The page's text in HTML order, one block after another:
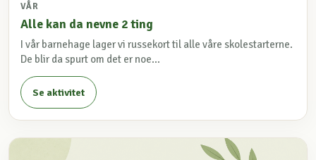
VÅR
Alle kan da nevne 2 ting
I vår barnehage lager vi russekort til alle våre skolestarterne.
De blir da spurt om det er noe...
Se aktivitet